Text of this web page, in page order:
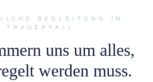
BEGLEITUNG IM
TRAUERFALL
uns um alles,
werden muss.